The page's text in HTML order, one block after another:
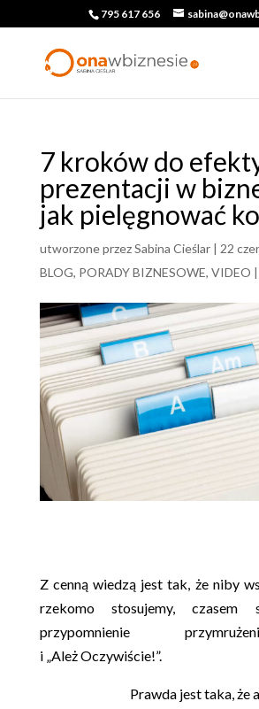
795 617 656
7 kroków do
prezentacji w
jak pielęgnować
utworzone przezSabina Cieślar| 22
BLOG, PORADY BIZNESOWE, VIDEO |
Z cenną wiedzą jest tak, że niby
rzekomo stosujemy, czasem
przypomnienie
i „Ależ Oczywiście!”.
Prawda jest taka, że